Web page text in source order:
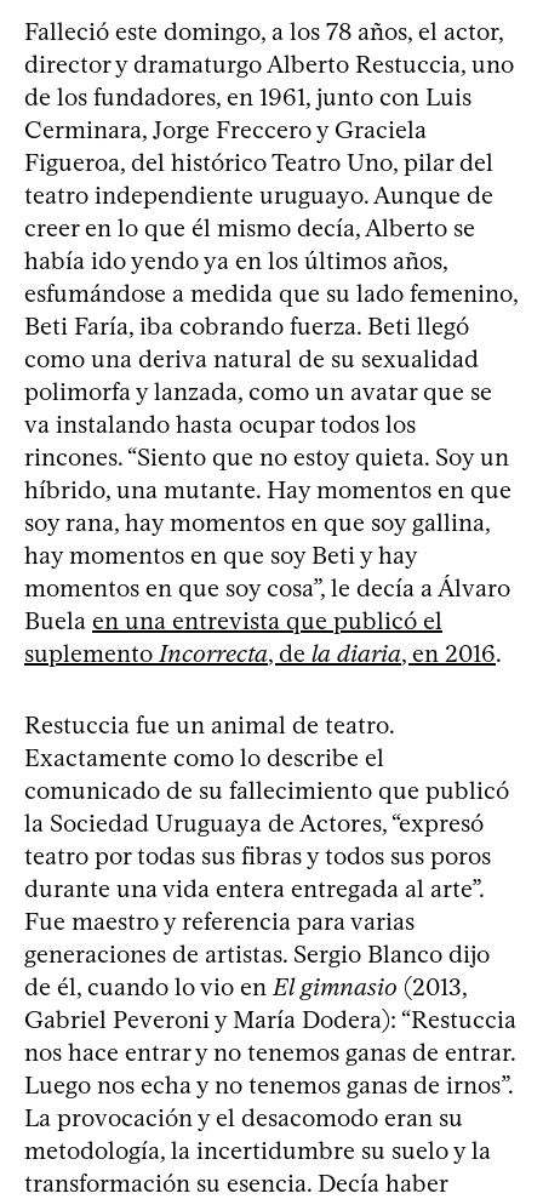
Falleció este domingo, a los 78 años, el actor,
director y dramaturgo Alberto Restuccia, uno
de los fundadores, en 1961, junto con Luis
Cerminara, Jorge Freccero y Graciela
Figueroa, del histórico Teatro Uno, pilar del
teatro independiente uruguayo. Aunque de
creer en lo que él mismo decía, Alberto se
había ido yendo ya en los últimos años,
esfumándose a medida que su lado femenino,
Beti Faría, iba cobrando fuerza. Beti llegó
como una deriva natural de su sexualidad
polimorfa y lanzada, como un avatar que se
va instalando hasta ocupar todos los
rincones. “Siento que no estoy quieta. Soy un
híbrido, una mutante. Hay momentos en que
soy rana, hay momentos en que soy gallina,
hay momentos en que soy Beti y hay
momentos en que soy cosa”, le decía a Álvaro
Buela en una entrevista que publicó el
suplemento Incorrecta, de la diaria, en 2016.
Restuccia fue un animal de teatro.
Exactamente como lo describe el
comunicado de su fallecimiento que publicó
la Sociedad Uruguaya de Actores, “expresó
teatro por todas sus fibras y todos sus poros
durante una vida entera entregada al arte”.
Fue maestro y referencia para varias
generaciones de artistas. Sergio Blanco dijo
de él, cuando lo vio en El gimnasio (2013,
Gabriel Peveroni y María Dodera): “Restuccia
nos hace entrar y no tenemos ganas de entrar.
Luego nos echa y no tenemos ganas de irnos”.
La provocación y el desacomodo eran su
metodología, la incertidumbre su suelo y la
transformación su esencia. Decía haber